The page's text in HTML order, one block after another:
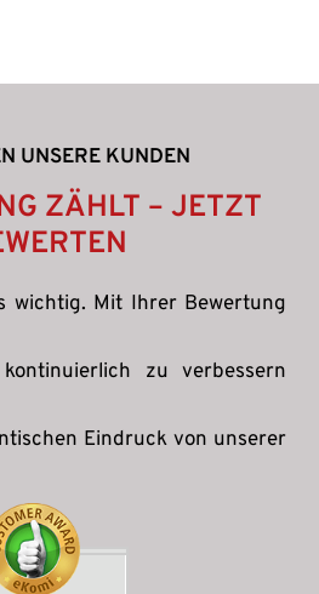
UNSERE KUNDEN
ZÄHLT – JETZT
wichtig. Mit Ihrer Bewertung
zu verbessern
Eindruck von unserer